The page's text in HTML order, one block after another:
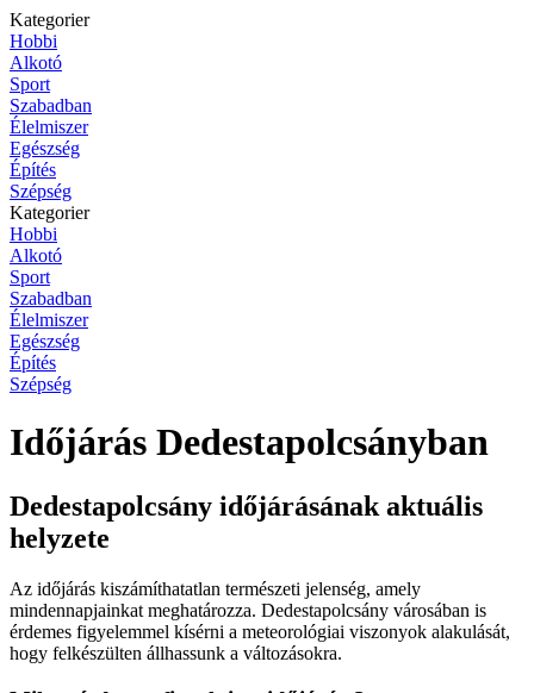
Kategorier
Hobbi
Alkotó
Sport
Szabadban
Élelmiszer
Egészség
Építés
Szépség
Kategorier
Hobbi
Alkotó
Sport
Szabadban
Élelmiszer
Egészség
Építés
Szépség
Időjárás Dedestapolcsányban
Dedestapolcsány időjárásának aktuális
helyzete
Az időjárás kiszámíthatatlan természeti jelenség, amely
mindennapjainkat meghatározza. Dedestapolcsány városában is
érdemes figyelemmel kísérni a meteorológiai viszonyok alakulását,
hogy felkészülten állhassunk a változásokra.